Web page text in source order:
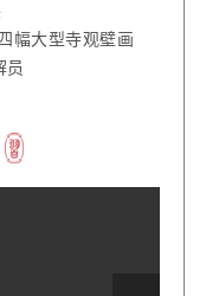
幅大型寺观壁画
员